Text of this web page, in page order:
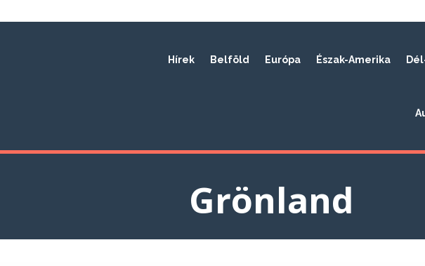
Hírek Belföld Európa Észak-Amerika
Grönland